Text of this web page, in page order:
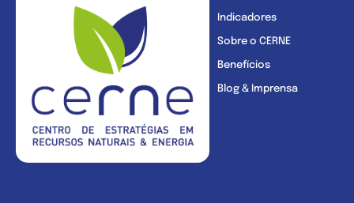
Indicadores
Sobre o CERNE
Benefícios
Blog & Imprensa